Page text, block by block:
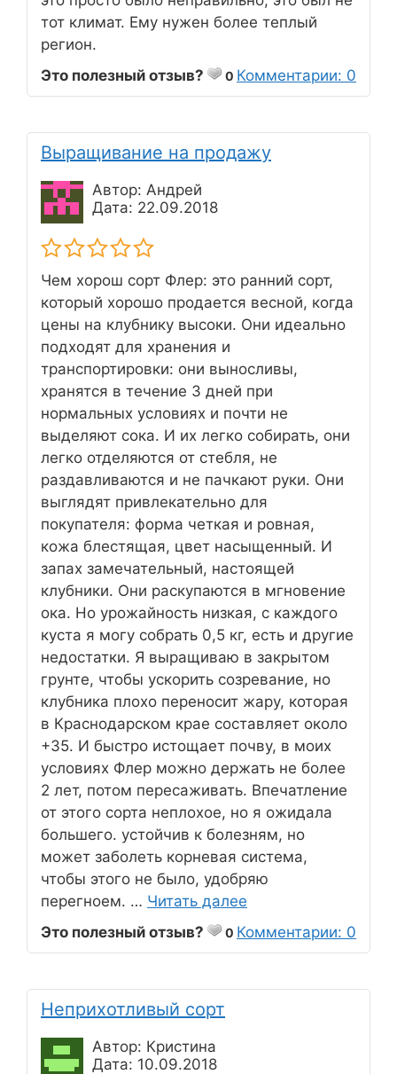
тот климат. Ему нужен более теплый
регион.
Это полезный отзыв?
0 Комментарии: 0
Выращивание на продажу
Автор: Андрей
Дата: 22.09.2018
Чем хорош сорт Флер: это ранний сорт,
который хорошо продается весной, когда
цены на клубнику высоки. Они идеально
подходят для хранения и
транспортировки: они выносливы,
хранятся в течение 3 дней при
нормальных условиях и почти не
выделяют сока. И их легко собирать, они
легко отделяются от стебля, не
раздавливаются и не пачкают руки. Они
выглядят привлекательно для
покупателя: форма четкая и ровная,
кожа блестящая, цвет насыщенный. И
запах замечательный, настоящей
клубники. Они раскупаются в мгновение
ока. Но урожайность низкая, с каждого
куста я могу собрать 0,5 кг, есть и другие
недостатки. Я выращиваю в закрытом
грунте, чтобы ускорить созревание, но
клубника плохо переносит жару, которая
в Краснодарском крае составляет около
+35. И быстро истощает почву, в моих
условиях Флер можно держать не более
2 лет, потом пересаживать. Впечатление
от этого сорта неплохое, но я ожидала
большего. устойчив к болезням, но
может заболеть корневая система,
чтобы этого не было, удобряю
перегноем. … Читать далее
Это полезный отзыв?
0 Комментарии: 0
Неприхотливый сорт
Автор: Кристина
Дата: 10.09.2018